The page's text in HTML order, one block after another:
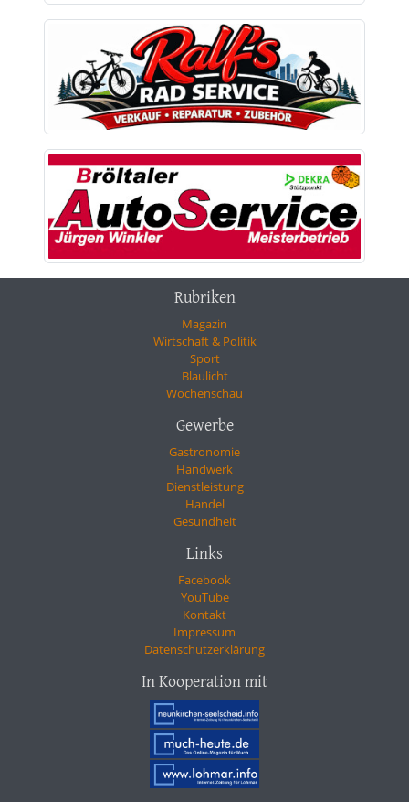
Rubriken
Magazin
Wirtschaft & Politik
Sport
Blaulicht
Wochenschau
Gewerbe
Gastronomie
Handwerk
Dienstleistung
Handel
Gesundheit
Links
Facebook
YouTube
Kontakt
Impressum
Datenschutzerklärung
In Kooperation mit